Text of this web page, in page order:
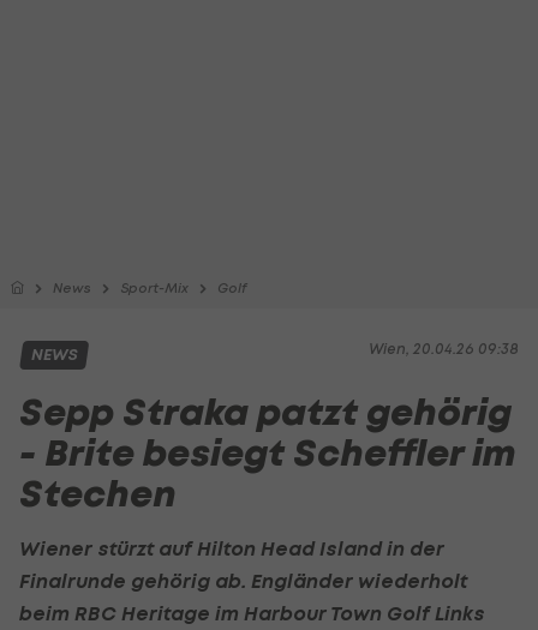
News Sport-Mix Golf
Wien, 20.04.26 09:38
NEWS
Sepp Straka patzt gehörig
- Brite besiegt Scheffler im
Stechen
Wiener stürzt auf Hilton Head Island in der
Finalrunde gehörig ab. Engländer wiederholt
beim RBC Heritage im Harbour Town GolfLinks